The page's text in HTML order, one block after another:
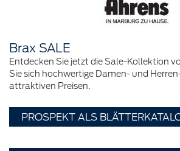
Brax SALE
Entdecken Sie jetzt die Sale-Kollektion
Sie sich hochwertige Damen- und
attraktiven Preisen.
PROSPEKT ALS